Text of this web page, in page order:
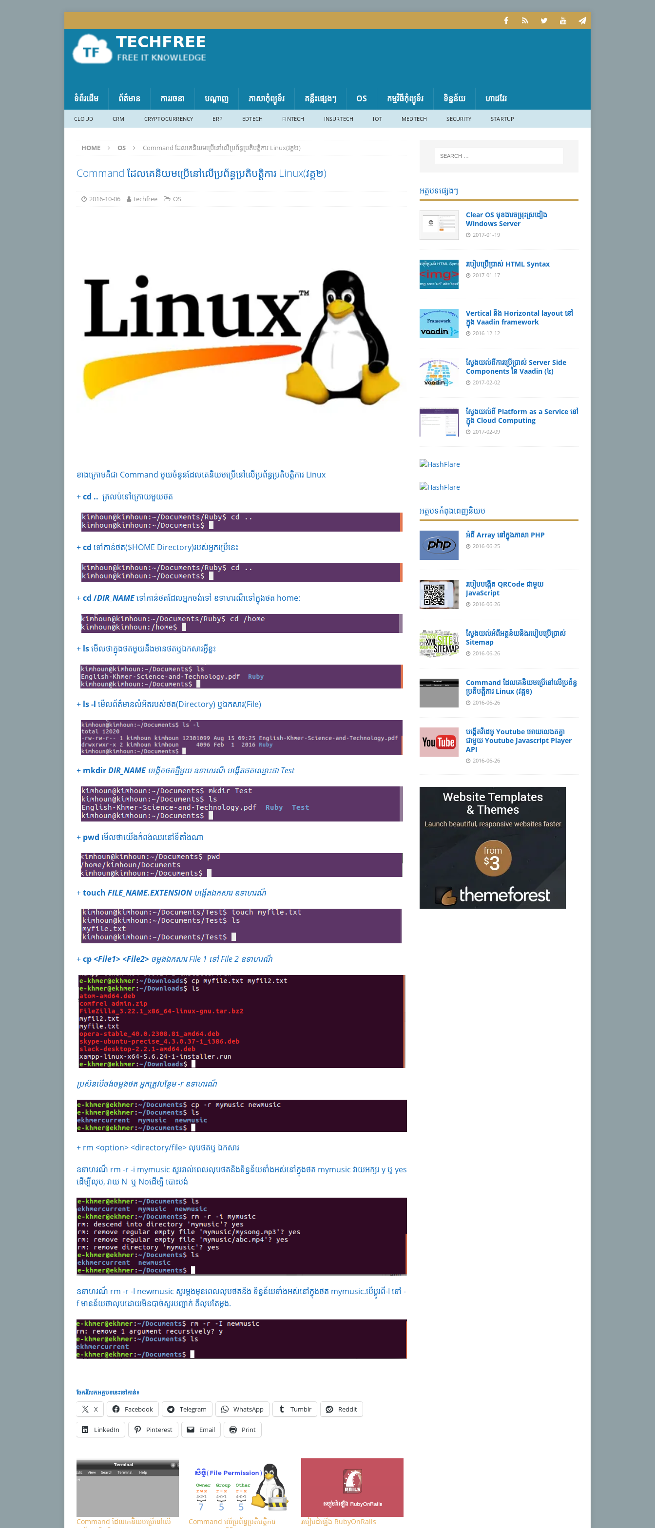
ទំព័រដើម ព័ត៌មាន ការរចនា បណ្តាញ ភាសា​កុំព្យូទ័រ គន្លឹះផ្សេងៗ OS កម្មវិធីកុំព្យូទ័រ ទិន្នន័យ ហាដវែរ
CLOUD CRM CRYPTOCURRENCY ERP EDTECH FINTECH INSURTECH IOT MEDTECH SECURITY STARTUP
HOME OS Command ដែល​​គេ​​និយម​​ប្រើ​​នៅ​លើ​​ប្រព័ន្ធ​​ប្រតិបត្តិការ​ Linux(វគ្គ២)
Command ដែល​​គេ​​និយម​​ប្រើ​​នៅ​លើ​​ប្រព័ន្ធ​​ប្រតិបត្តិការ​ Linux(វគ្គ២)
2016-10-06 techfree OS
ខាងក្រោមគឺជា Command មួយចំនួនដែលគេនិយមប្រើនៅលើប្រព័ន្ធប្រតិបត្តិការ Linux
+cd .. ត្រលប់ទៅក្រោយមួយថត
+cd ទៅកាន់ថត($HOME Directory)របស់អ្នកប្រើនេះ
+cd /DIR_NAMEទៅកាន់ថតដែលអ្នកចង់ទៅ ឧទាហរណ៏ទៅក្នុងថត home:
+ lsមើលថាក្នុងថតមួយនឹងមានថតឬឯកសារអ្វីខ្លះ
+ ls -l មើលព័ត៌មានលំអិតរបស់ថត(Directory) ឬឯកសារ(File)
+ mkdirDIR_NAME បង្កើតថតថ្មីមួយ ឧទាហរណ៏ បង្កើតថតឈ្មោះថា Test
+ pwd មើលថាយើងកំពង់ឈរនៅទីតាំងណា
+touch FILE_NAME.EXTENSION បង្កើតឯកសារ ឧទាហរណ៏
+cp <File1> <File2> ចម្លងឯកសារ File 1 ទៅ File 2 ឧទាហរណ៏
ប្រសិនបើចង់ចម្លងថត អ្នកត្រូវបន្ថែម -r ឧទាហរណ៏
+ rm <option> <directory/file> លុបថតឬ ឯកសារ
ឧទាហរណ៏ rm -r -i mymusic សួររាល់ពេលលុបថតនិងទិន្នន័យទាំងអស់នៅក្នុងថត mymusic វាយអក្សរ y ឬ yes
ដើម្បីលុប, វាយ N ឬ Noដើម្បី បោះបង់
ឧទាហរណ៏ rm -r -I newmusic សួរម្តងមុនពេលលុបថតនិង ទិន្នន័យទាំងអស់នៅក្នុងថត mymusic.បើប្តូរពី-I ទៅ -
f មានន័យថាលុបដោយមិនបាច់សួរបញ្ជាក់ គឺលុបតែម្តង.
ចែករំលែក​អត្ថបទនេះទៅកាន់៖
X Facebook Telegram WhatsApp Tumblr Reddit
LinkedIn Pinterest Email Print
Command ដែល​​គេ​​និយម​​ប្រើ​​នៅ​លើ​​
Command លើ​​ប្រព័ន្ធ​​ប្រតិបត្តិការ​
របៀបដំឡើង RubyOnRails
អត្ថបទផ្សេងៗ
Clear OS មុខងារចម្រុះស្រដៀង
Windows Server
2017-01-19
របៀបប្រើប្រាស់ HTML Syntax
2017-01-17
Vertical និង Horizontal layout នៅ
ក្នុង Vaadin framework
2016-12-12
ស្វែងយល់ពីការប្រើប្រាស់ Server Side
Components នៃ Vaadin (៤)
2017-02-02
ស្វែងយល់ពី Platform as a Service នៅ
ក្នុង Cloud Computing
2017-02-09
អត្ថបទកំពុងពេញនិយម
អំពី Array នៅ​​ក្នុង​ភា​សា PHP
2016-06-25
របៀប​បង្កើត​ QRCode ជាមួយ
JavaScript
2016-06-26
ស្វែង​យល់​​អំពី​អត្ថន័យ​​និង​របៀប​​ប្រើ​ប្រាស់​
Sitemap
2016-06-26
Command ដែល​​គេ​​និយម​​ប្រើ​​នៅ​លើ​​ប្រព័ន្ធ​​
ប្រតិបត្តិការ​ Linux (វគ្គ១)
2016-06-26
បង្កើតវីដេអូ Youtube អោយ​លេងតគ្នា
ជាមួយ Youtube Javascript Player
API
2016-06-26